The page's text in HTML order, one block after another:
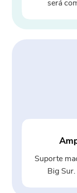
será
Suporte
Big